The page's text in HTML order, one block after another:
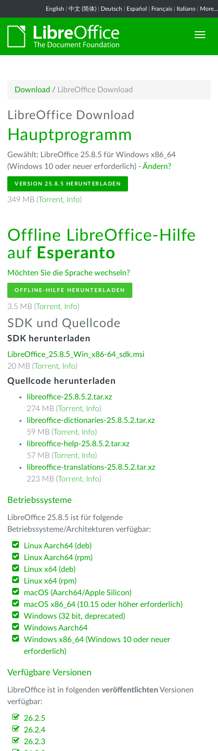
English 中文 (简体) Deutsch Español Français Italiano More...
Download / LibreOffice Download
LibreOffice Download
Hauptprogramm
Gewählt: LibreOffice 25.8.5 für Windows x86_64
(Windows 10 oder neuer erforderlich) - Ändern?
VERSION 25.8.5 HERUNTERLADEN
349 MB (Torrent, Info)
Offline LibreOffice-Hilfe
auf Esperanto
Möchten Sie die Sprache wechseln?
OFFLINE-HILFE HERUNTERLADEN
3.5 MB (Torrent, Info)
SDK und Quellcode
SDK herunterladen
LibreOffice_25.8.5_Win_x86-64_sdk.msi
20 MB (Torrent, Info)
Quellcode herunterladen
libreoffice-25.8.5.2.tar.xz
274 MB (Torrent, Info)
libreoffice-dictionaries-25.8.5.2.tar.xz
59 MB (Torrent, Info)
libreoffice-help-25.8.5.2.tar.xz
57 MB (Torrent, Info)
libreoffice-translations-25.8.5.2.tar.xz
223 MB (Torrent, Info)
Betriebssysteme
LibreOffice 25.8.5 ist für folgende
Betriebssysteme/Architekturen verfügbar:
Linux Aarch64 (deb)
Linux Aarch64 (rpm)
Linux x64 (deb)
Linux x64 (rpm)
macOS (Aarch64/Apple Silicon)
macOS x86_64 (10.15 oder höher erforderlich)
Windows (32 bit, deprecated)
Windows Aarch64
Windows x86_64 (Windows 10 oder neuer
erforderlich)
Verfügbare Versionen
LibreOffice ist in folgenden veröffentlichten Versionen
verfügbar:
26.2.5
26.2.4
26.2.3